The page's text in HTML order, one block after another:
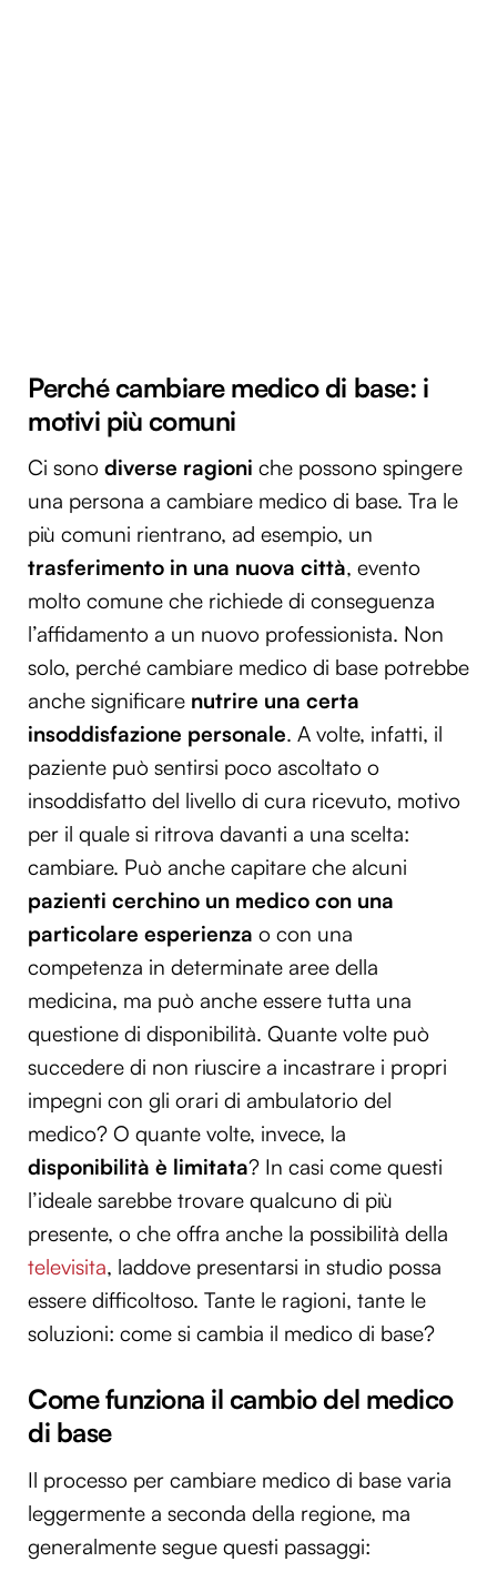
Perché cambiare medico di base: i
motivi più comuni
Ci sono diverse ragioni che possono spingere
una persona a cambiare medico di base. Tra le
più comuni rientrano, ad esempio, un
trasferimento in una nuova città, evento
molto comune che richiede di conseguenza
l’affidamento a un nuovo professionista. Non
solo, perché cambiare medico di base potrebbe
anche significare nutrire una certa
insoddisfazione personale. A volte, infatti, il
paziente può sentirsi poco ascoltato o
insoddisfatto del livello di cura ricevuto, motivo
per il quale si ritrova davanti a una scelta:
cambiare. Può anche capitare che alcuni
pazienti cerchino un medico con una
particolare esperienza o con una
competenza in determinate aree della
medicina, ma può anche essere tutta una
questione di disponibilità. Quante volte può
succedere di non riuscire a incastrare i propri
impegni con gli orari di ambulatorio del
medico? O quante volte, invece, la
disponibilità è limitata? In casi come questi
l’ideale sarebbe trovare qualcuno di più
presente, o che offra anche la possibilità della
televisita, laddove presentarsi in studio possa
essere difficoltoso. Tante le ragioni, tante le
soluzioni: come si cambia il medico di base?
Come funziona il cambio del medico
di base
Il processo per cambiare medico di base varia
leggermente a seconda della regione, ma
generalmente segue questi passaggi: